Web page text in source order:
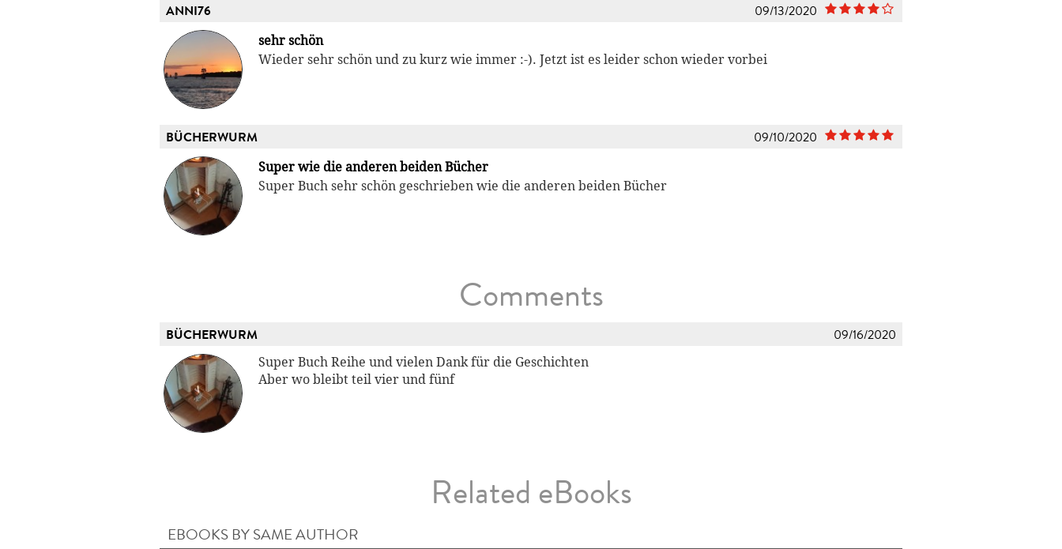
ANNI76 09/13/2020
sehr schön
Wieder sehr schön und zu kurz wie immer :-). Jetzt ist es leider schon wieder vorbei
BÜCHERWURM 09/10/2020
Super wie die anderen beiden Bücher
Super Buch sehr schön geschrieben wie die anderen beiden Bücher
Comments
BÜCHERWURM 09/16/2020
Super Buch Reihe und vielen Dank für die Geschichten
Aber wo bleibt teil vier und fünf
Related eBooks
EBOOKS BY SAME AUTHOR